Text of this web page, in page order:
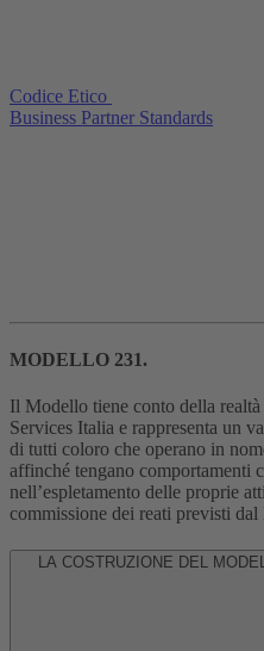
Codice Etico
Business Partner Standards
MODELLO 231.
Il Modello tiene conto della
Services Italia e rappresenta un
di tutti coloro che operano in
affinché tengano comportamenti
nell’espletamento delle proprie
commissione dei reati previsti dal
LA COSTRUZIONE DEL